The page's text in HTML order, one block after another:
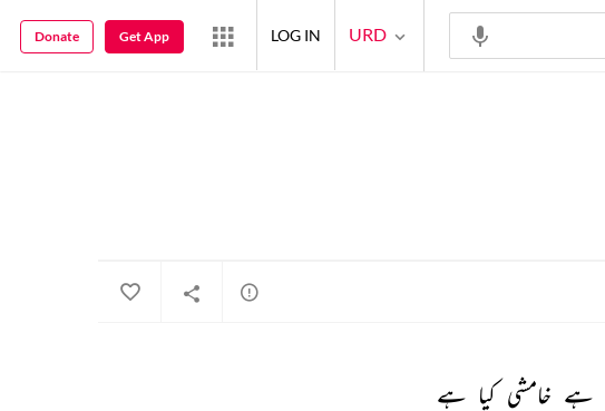
ہے خامشی کیا ہے
URD
LOG IN
Get App
Donate